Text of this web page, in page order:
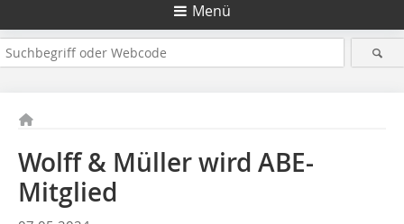
Menü
Wolff & Müller wird ABE-
Mitglied